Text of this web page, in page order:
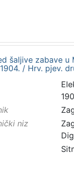
šaljive zabave
/ Hrv. pjev.
niz